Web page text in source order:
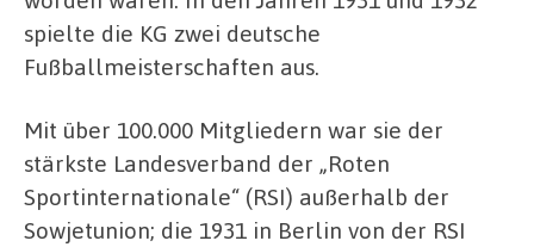
spielte die KG zwei deutsche
Fußballmeisterschaften aus.
Mit über 100.000 Mitgliedern war sie der
stärkste Landesverband der „Roten
Sportinternationale“ (RSI) außerhalb der
Sowjetunion; die 1931 in Berlin von der RSI